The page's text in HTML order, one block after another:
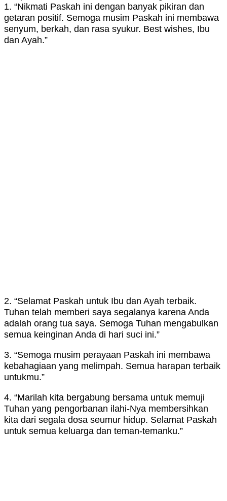
1. “Nikmati Paskah ini dengan banyak pikiran dan
getaran positif. Semoga musim Paskah ini membawa
senyum, berkah, dan rasa syukur. Best wishes, Ibu
dan Ayah.”
2. “Selamat Paskah untuk Ibu dan Ayah terbaik.
Tuhan telah memberi saya segalanya karena Anda
adalah orang tua saya. Semoga Tuhan mengabulkan
semua keinginan Anda di hari suci ini.”
3. “Semoga musim perayaan Paskah ini membawa
kebahagiaan yang melimpah. Semua harapan terbaik
untukmu.”
4. “Marilah kita bergabung bersama untuk memuji
Tuhan yang pengorbanan ilahi-Nya membersihkan
kita dari segala dosa seumur hidup. Selamat Paskah
untuk semua keluarga dan teman-temanku.”